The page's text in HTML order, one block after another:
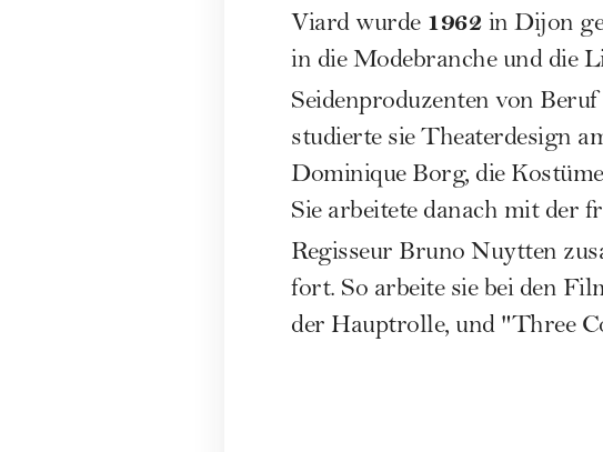
Viard wurde 1962 in Dijon
in die Modebranche und die
Seidenproduzenten von
studierte sie Theaterdesign
Dominique Borg, die
Sie arbeitete danach mit der
Regisseur Bruno Nuytten
fort. So arbeite sie bei den
der Hauptrolle, und "Three